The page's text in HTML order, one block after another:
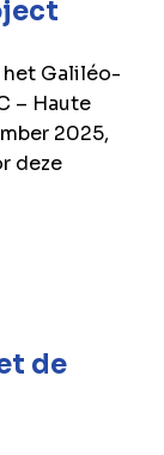
het Galiléo-
– Haute
2025,
deze
de